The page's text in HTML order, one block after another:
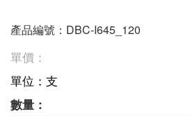
產品編號：DBC-I645_120
單價：
單位：支
數量：